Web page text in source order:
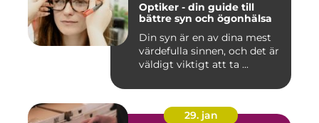
Optiker - din guide till
bättre syn och ögonhälsa
Din syn är en av dina mest
värdefulla sinnen, och det är
väldigt viktigt att ta ...
29. jan